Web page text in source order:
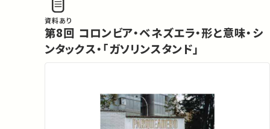
資料あり
第8回 コロンビア・ベネズエラ・形と意味・シ
ンタックス・「ガソリンスタンド」